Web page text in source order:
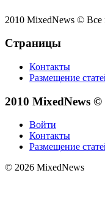
2010 MixedNews ©
Страницы
Контакты
Размещение
2010 MixedNews
Войти
Контакты
Размещение
© 2026 MixedNews